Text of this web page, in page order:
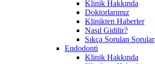
Klinik Hakkında
Doktorlarımız
Klinikten Haberler
Nasıl Gidilir?
Sıkça Sorulan Sorular
Endodonti
Klinik Hakkında